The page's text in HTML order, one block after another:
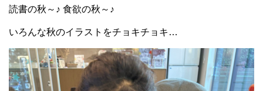
読書の秋～♪ 食欲の秋～♪
いろんな秋のイラストをチョキチョキ…